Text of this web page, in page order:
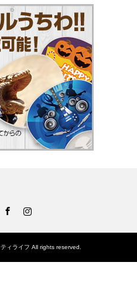
ィライフ All rights reserved.